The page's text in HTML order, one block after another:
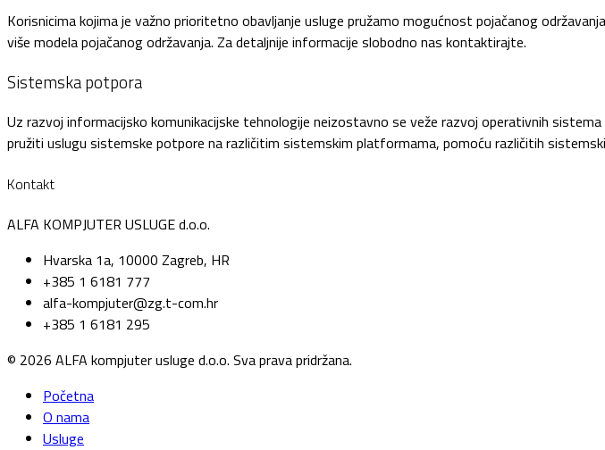
Korisnicima kojima je važno prioritetno obavljanje usluge pružamo mogućnost pojačanog
više modela pojačanog održavanja. Za detaljnije informacije slobodno nas kontaktirajte.
Sistemska potpora
Uz razvoj informacijsko komunikacijske tehnologije neizostavno se veže razvoj operativnih
pružiti uslugu sistemske potpore na različitim sistemskim platformama, pomoću različitih
Kontakt
ALFA KOMPJUTER USLUGE d.o.o.
Hvarska 1a, 10000 Zagreb, HR
+385 1 6181 777
alfa-kompjuter@zg.t-com.hr
+385 1 6181 295
© 2026 ALFA kompjuter usluge d.o.o. Sva prava pridržana.
Početna
O nama
Usluge